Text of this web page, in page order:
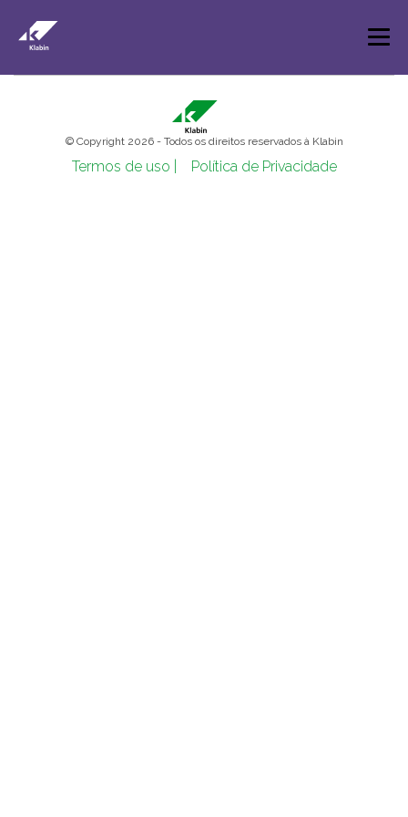
Pular para o Conteúdo principal
© Copyright 2026 - Todos os direitos reservados à Klabin
Termos de uso | Política de Privacidade